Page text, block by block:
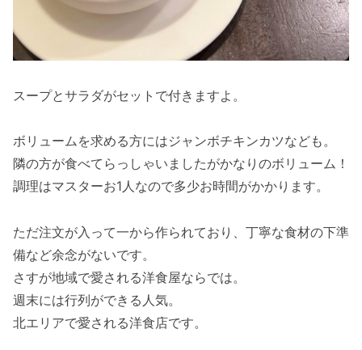
スープとサラダがセットで付きますよ。
ボリュームを求める方にはジャンボチキンカツなども。
隣の方が食べてらっしゃいましたがかなりのボリューム！
調理はマスターお1人なので多少お時間がかかります。
ただ注文が入って一から作られており、丁寧な食材の下準
備など余念がないです。
さすが地域で愛される洋食屋ならでは。
週末には行列ができる人気。
北エリアで愛される洋食店です。